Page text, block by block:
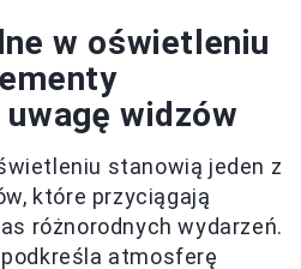
w oświetleniu
widzów
stanowią jeden z
które przyciągają
różnorodnych wydarzeń.
atmosferę